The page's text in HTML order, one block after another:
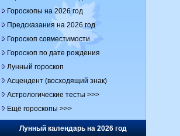
Гороскопы на 2026 год
Предсказания на 2026 год
Гороскоп совместимости
Гороскоп по дате рождения
Лунный гороскоп
Асцендент (восходящий знак)
Астрологические тесты >>>
Ещё гороскопы >>>
Лунный календарь на 2026 год